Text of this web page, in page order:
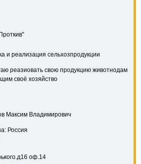
и реализация сельхозпродукции
реазиовать свою продукцию животнодам
своё хозяйство
Максим Владимирович
Россия
оф.14